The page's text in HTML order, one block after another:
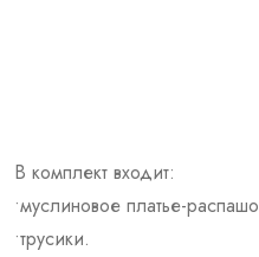
В комплект входит:
•муслиновое платье-
•трусики.